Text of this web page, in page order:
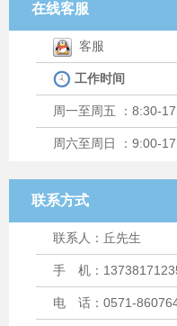
在线客服
客服
工作时间
周一至周五 ：8:30-
周六至周日 ：9:00-
联系方式
联系人：丘先生
手 机：
电 话：0571-